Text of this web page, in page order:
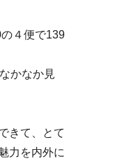
４便で139
かなか見
きて、とて
力を内外に